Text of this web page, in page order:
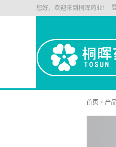
您好，欢迎来到桐晖药业!
首页 > 产